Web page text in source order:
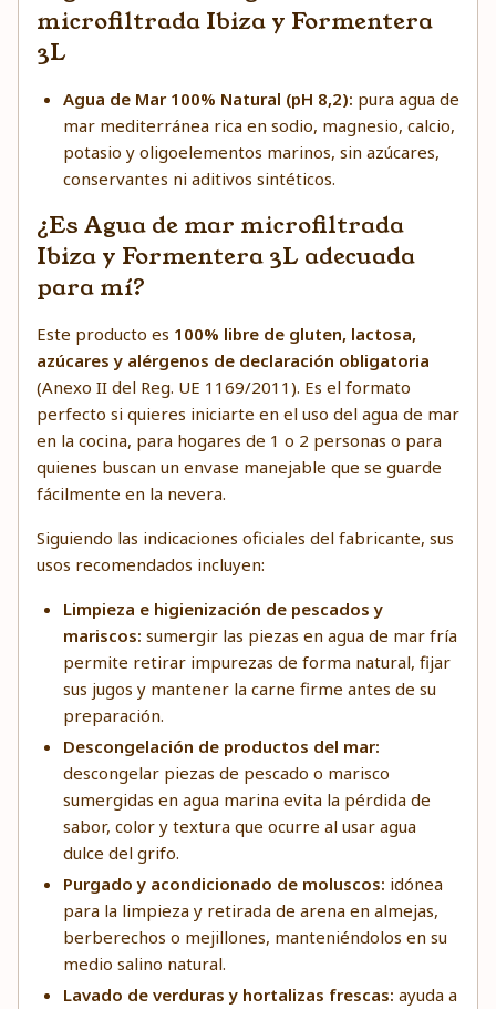
microfiltrada Ibiza y Formentera
3L
Agua de Mar 100% Natural (pH 8,2): pura agua de
mar mediterránea rica en sodio, magnesio, calcio,
potasio y oligoelementos marinos, sin azúcares,
conservantes ni aditivos sintéticos.
¿Es Agua de mar microfiltrada
Ibiza y Formentera 3L adecuada
para mí?
Este producto es 100% libre de gluten, lactosa,
azúcares y alérgenos de declaración obligatoria
(Anexo II del Reg. UE 1169/2011). Es el formato
perfecto si quieres iniciarte en el uso del agua de mar
en la cocina, para hogares de 1 o 2 personas o para
quienes buscan un envase manejable que se guarde
fácilmente en la nevera.
Siguiendo las indicaciones oficiales del fabricante, sus
usos recomendados incluyen:
Limpieza e higienización de pescados y
mariscos: sumergir las piezas en agua de mar fría
permite retirar impurezas de forma natural, fijar
sus jugos y mantener la carne firme antes de su
preparación.
Descongelación de productos del mar:
descongelar piezas de pescado o marisco
sumergidas en agua marina evita la pérdida de
sabor, color y textura que ocurre al usar agua
dulce del grifo.
Purgado y acondicionado de moluscos: idónea
para la limpieza y retirada de arena en almejas,
berberechos o mejillones, manteniéndolos en su
medio salino natural.
Lavado de verduras y hortalizas frescas: ayuda a